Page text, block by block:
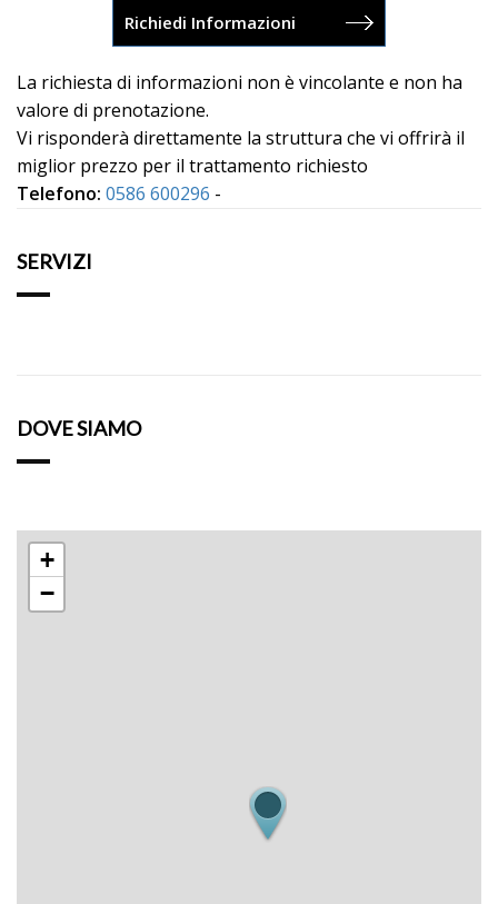
La richiesta di informazioni non è vincolante e non ha
valore di prenotazione.
Vi risponderà direttamente la struttura che vi offrirà il
miglior prezzo per il trattamento richiesto
Telefono: 0586 600296 -
SERVIZI
DOVE SIAMO
+
−